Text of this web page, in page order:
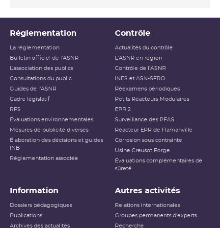
Niveau 2
Niveau 3 Incident grave
Accident ayant des conséquences
locales
Niveau 5
Accident ayant des conséquences
Accident grave
Niveau 7 Accident majeur
L’échelle INES (International Nuclear and Radiological
au public l’importance d’un événement vis-à-vis de la
sûreté ou de la
. Cette échelle est
Réglementation
La réglementation
Bulletin officiel de l'ASNR
L’association des publics
Consultations du public
Guides de l'ASNR
Cadre législatif
RFS
Évaluations environnementales
Mesures de publicité diverses
Élaboration des décisions et guides
INB
Réglementation associée
Contrôle
Actualités du contrôle
L'ASNR en région
Contrôle de l'ASNR
INES et ASN-SFRO
Réexamens périodiques
Petits Réacteurs Modulaires
EPR 2
Surveillance des PFAS
Réacteur EPR de Flamanville
Corrosion sous contrainte
Usine Creusot Forge
Évaluations complémentaires de
sûreté
Information
Dossiers pédagogiques
Publications
Archives des actualités
Autres activités
Relations internationales
Groupes permanents d'experts
Recherche